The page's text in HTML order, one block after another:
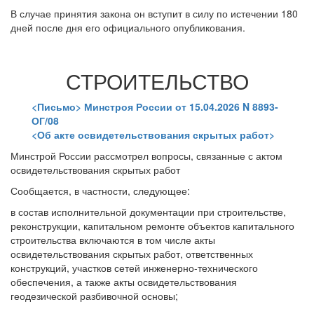
В случае принятия закона он вступит в силу по истечении 180
дней после дня его официального опубликования.
СТРОИТЕЛЬСТВО
<Письмо> Минстроя России от 15.04.2026 N 8893-
ОГ/08
<Об акте освидетельствования скрытых работ>
Минстрой России рассмотрел вопросы, связанные с актом
освидетельствования скрытых работ
Сообщается, в частности, следующее:
в состав исполнительной документации при строительстве,
реконструкции, капитальном ремонте объектов капитального
строительства включаются в том числе акты
освидетельствования скрытых работ, ответственных
конструкций, участков сетей инженерно-технического
обеспечения, а также акты освидетельствования
геодезической разбивочной основы;